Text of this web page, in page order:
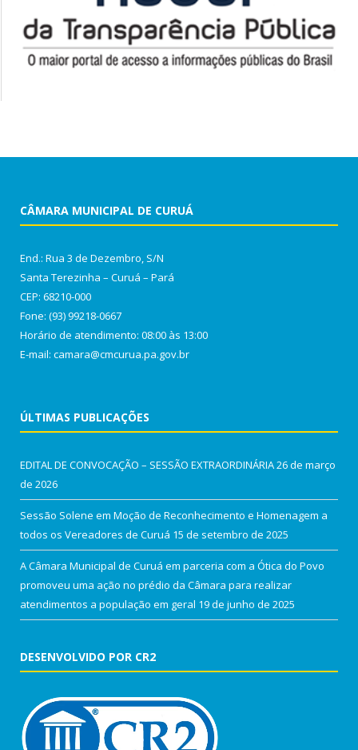
CÂMARA MUNICIPAL DE CURUÁ
End.: Rua 3 de Dezembro, S/N
Santa Terezinha – Curuá – Pará
CEP: 68210-000
Fone: (93) 99218-0667
Horário de atendimento: 08:00 às 13:00
E-mail: camara@cmcurua.pa.gov.br
ÚLTIMAS PUBLICAÇÕES
EDITAL DE CONVOCAÇÃO – SESSÃO EXTRAORDINÁRIA26 de março
de 2026
Sessão Solene em Moção de Reconhecimento e Homenagem a
todos os Vereadores de Curuá 15 de setembro de 2025
A Câmara Municipal de Curuá em parceria com a Ótica do Povo
promoveu uma ação no prédio da Câmara para realizar
atendimentos a população em geral 19 de junho de 2025
DESENVOLVIDO POR CR2